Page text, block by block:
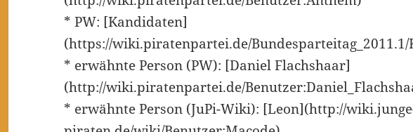
* PW: [Kandidaten]
(https://wiki.piratenpartei.de/
* erwähnte Person (PW): [Daniel Flachshaar]
(http://wiki.piratenpartei.de/
* erwähnte Person (JuPi-Wiki): [Leon](http://